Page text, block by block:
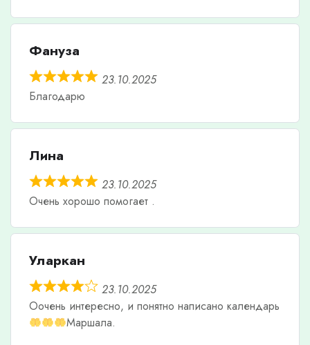
Фануза
23.10.2025
Благодарю
Лина
23.10.2025
Очень хорошо помогает .
Уларкан
23.10.2025
Оочень интересно, и понятно написано календарь
Маршала.